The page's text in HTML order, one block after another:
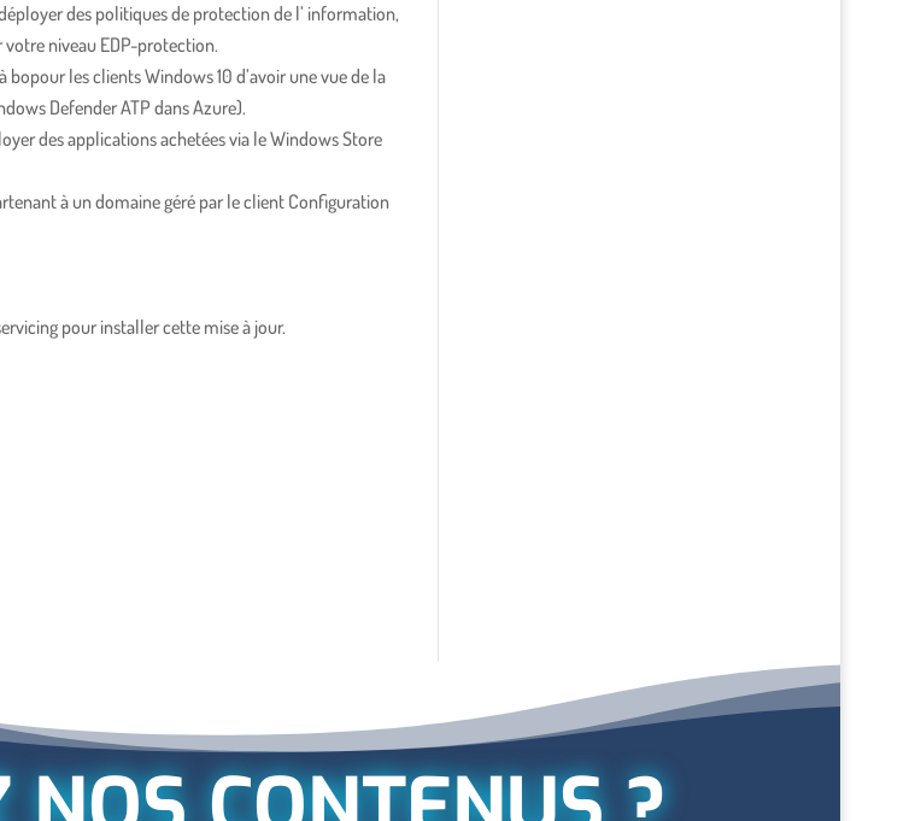
des politiques de protection de l’ information,
niveau EDP-protection.
les clients Windows 10 d’avoir une vue de la
Defender ATP dans Azure).
des applications achetées via le Windows Store
à un domaine géré par le client Configuration
pour installer cette mise à jour.